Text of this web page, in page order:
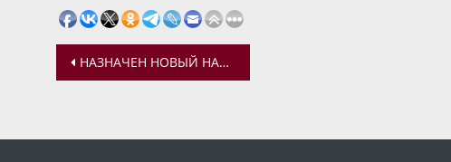
Навигация
записям
НАЗНАЧЕН НОВЫЙ НАСТОЯТЕЛЬ В ХРАМ ИОАКИМА И АННЫ С. ЛУЧИНСКОЕ